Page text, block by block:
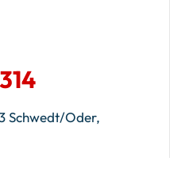
Schwedt/Oder,